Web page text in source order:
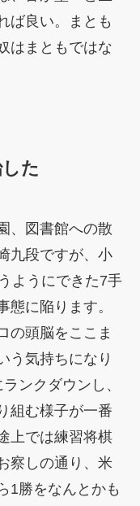
ば良い。まとも
はまともではな
た
、図書館への散
九段ですが、小
ようにできた7手
態に陥ります。
の頭脳をここま
う気持ちになり
ンクダウンし、
組む様子が一番
上では練習将棋
察しの通り、米
1勝をなんとかも